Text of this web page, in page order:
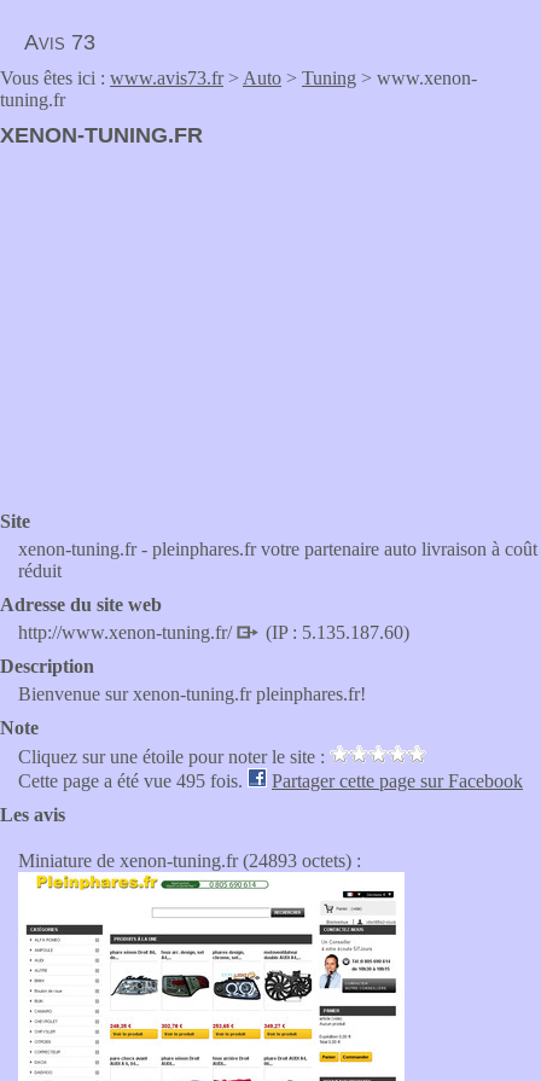
Avis 73
Vous êtes ici : www.avis73.fr> Auto > Tuning > www.xenon-
tuning.fr
XENON-TUNING.FR
Site
xenon-tuning.fr - pleinphares.fr votre partenaire auto livraison à coût
réduit
Adresse du site web
http://www.xenon-tuning.fr/
(IP : 5.135.187.60)
Description
Bienvenue sur xenon-tuning.fr pleinphares.fr!
Note
Cliquez sur une étoile pour noter le site :
Cette page a été vue 495 fois.
Partager cette page sur Facebook
Les avis
Miniature de xenon-tuning.fr (24893 octets) :